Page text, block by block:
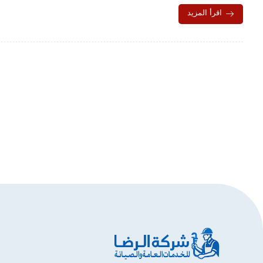
اقرأ المزيد